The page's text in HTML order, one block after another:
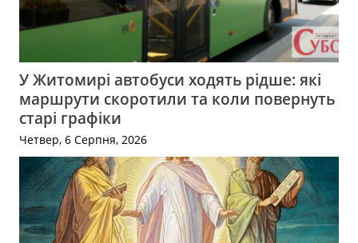
У Житомирі автобуси ходять рідше: які
маршрути скоротили та коли повернуть
старі графіки
Четвер, 6 Серпня, 2026